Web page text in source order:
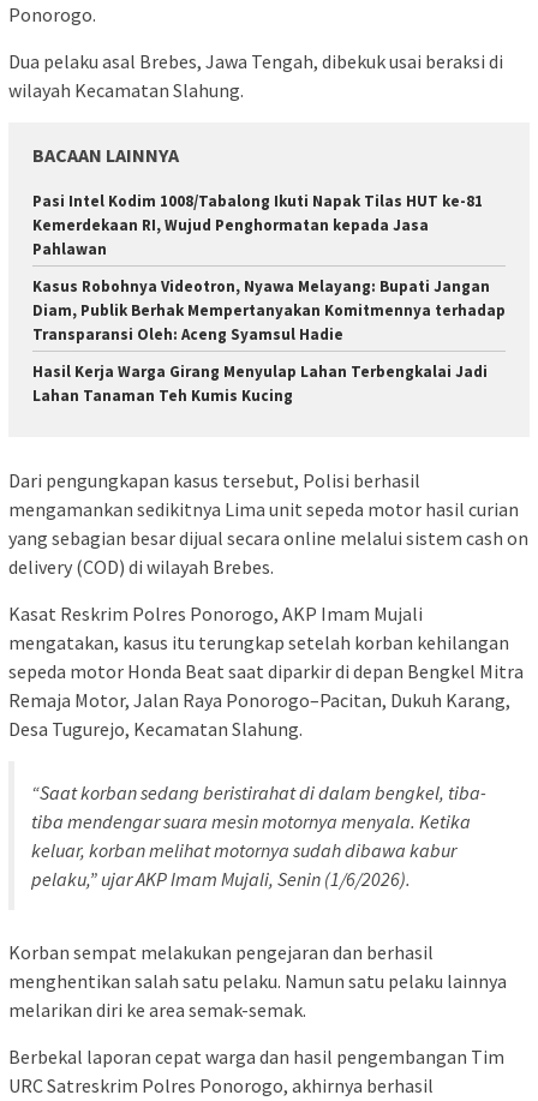
Ponorogo.
Dua pelaku asal Brebes, Jawa Tengah, dibekuk usai beraksi di
wilayah Kecamatan Slahung.
BACAAN LAINNYA
Pasi Intel Kodim 1008/Tabalong Ikuti Napak Tilas HUT ke-81
Kemerdekaan RI, Wujud Penghormatan kepada Jasa
Pahlawan
Kasus Robohnya Videotron, Nyawa Melayang: Bupati Jangan
Diam, Publik Berhak Mempertanyakan Komitmennya terhadap
Transparansi Oleh: Aceng Syamsul Hadie
Hasil Kerja Warga Girang Menyulap Lahan Terbengkalai Jadi
Lahan Tanaman Teh Kumis Kucing
Dari pengungkapan kasus tersebut, Polisi berhasil
mengamankan sedikitnya Lima unit sepeda motor hasil curian
yang sebagian besar dijual secara online melalui sistem cash on
delivery (COD) di wilayah Brebes.
Kasat Reskrim Polres Ponorogo, AKP Imam Mujali
mengatakan, kasus itu terungkap setelah korban kehilangan
sepeda motor Honda Beat saat diparkir di depan Bengkel Mitra
Remaja Motor, Jalan Raya Ponorogo–Pacitan, Dukuh Karang,
Desa Tugurejo, Kecamatan Slahung.
“Saat korban sedang beristirahat di dalam bengkel, tiba-
tiba mendengar suara mesin motornya menyala. Ketika
keluar, korban melihat motornya sudah dibawa kabur
pelaku,” ujar AKP Imam Mujali, Senin (1/6/2026).
Korban sempat melakukan pengejaran dan berhasil
menghentikan salah satu pelaku. Namun satu pelaku lainnya
melarikan diri ke area semak-semak.
Berbekal laporan cepat warga dan hasil pengembangan Tim
URC Satreskrim Polres Ponorogo, akhirnya berhasil